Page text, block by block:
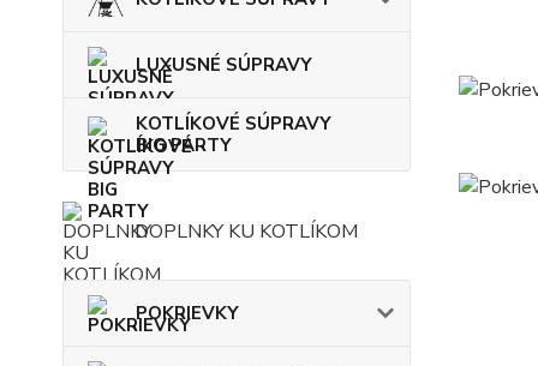
LUXUSNÉ SÚPRAVY
KOTLÍKOVÉ SÚPRAVY
BIG PARTY
DOPLNKY KU KOTLÍKOM
POKRIEVKY